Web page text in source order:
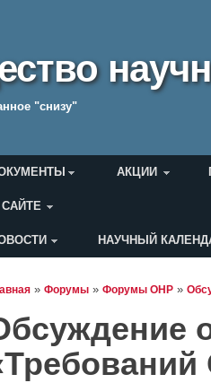
"снизу"
менюАКЦИИ
пользователя
НАУЧНЫЙ
Вы здесь
» Форумы » Форумы ОНР »